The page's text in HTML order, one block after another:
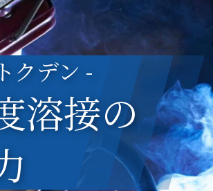
クデン -
溶接の